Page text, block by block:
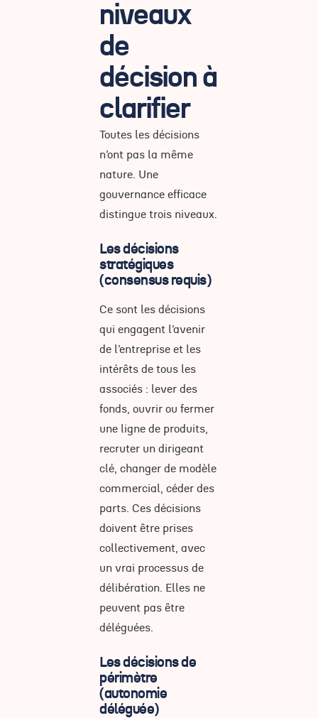
niveaux
de
décision à
clarifier
Toutes les décisions
n’ont pas la même
nature. Une
gouvernance efficace
distingue trois niveaux.
Les décisions
stratégiques
(consensus requis)
Ce sont les décisions
qui engagent l’avenir
de l’entreprise et les
intérêts de tous les
associés : lever des
fonds, ouvrir ou fermer
une ligne de produits,
recruter un dirigeant
clé, changer de modèle
commercial, céder des
parts. Ces décisions
doivent être prises
collectivement, avec
un vrai processus de
délibération. Elles ne
peuvent pas être
déléguées.
Les décisions de
périmètre
(autonomie
déléguée)